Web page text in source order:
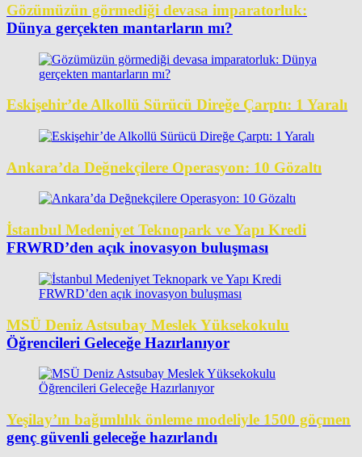
Gözümüzün görmediği devasa imparatorluk:
Dünya gerçekten mantarların mı?
Eskişehir’de Alkollü Sürücü Direğe Çarptı: 1 Yaralı
Ankara’da Değnekçilere Operasyon: 10 Gözaltı
İstanbul Medeniyet Teknopark ve Yapı Kredi
FRWRD’den açık inovasyon buluşması
MSÜ Deniz Astsubay Meslek Yüksekokulu
Öğrencileri Geleceğe Hazırlanıyor
Yeşilay’ın bağımlılık önleme modeliyle 1500 göçmen
genç güvenli geleceğe hazırlandı